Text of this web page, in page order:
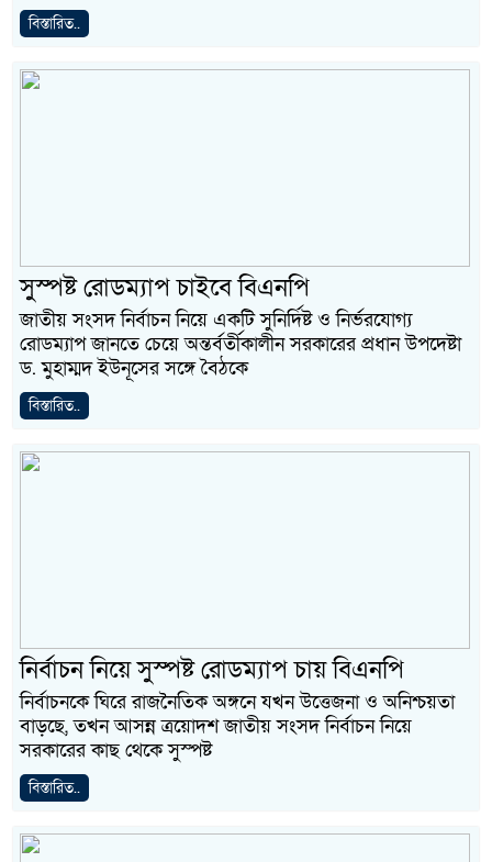
বিস্তারিত..
সুস্পষ্ট রোডম্যাপ চাইবে বিএনপি
জাতীয় সংসদ নির্বাচন নিয়ে একটি সুনির্দিষ্ট ও নির্ভরযোগ্য
রোডম্যাপ জানতে চেয়ে অন্তর্বর্তীকালীন সরকারের প্রধান উপদেষ্টা
ড. মুহাম্মদ ইউনূসের সঙ্গে বৈঠকে
বিস্তারিত..
নির্বাচন নিয়ে সুস্পষ্ট রোডম্যাপ চায় বিএনপি
নির্বাচনকে ঘিরে রাজনৈতিক অঙ্গনে যখন উত্তেজনা ও অনিশ্চয়তা
বাড়ছে, তখন আসন্ন ত্রয়োদশ জাতীয় সংসদ নির্বাচন নিয়ে
সরকারের কাছ থেকে সুস্পষ্ট
বিস্তারিত..